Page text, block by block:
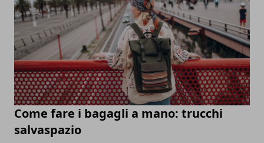
Come fare i bagagli a mano: trucchi
salvaspazio